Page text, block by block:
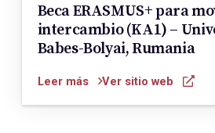
Beca ERASMUS+ para
intercambio (KA1) –
Babes-Bolyai, Rumania
Leer más Ver sitio web